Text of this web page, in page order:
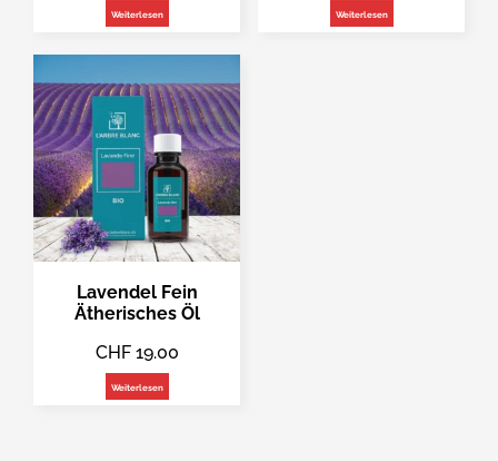
Weiterlesen Weiterlesen
Lavendel Fein
Ätherisches Öl
CHF19.00
Weiterlesen